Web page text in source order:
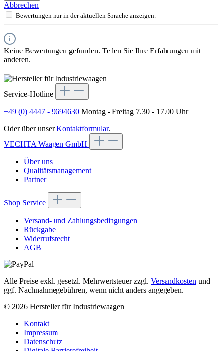
Abbrechen
Bewertungen nur in der aktuellen Sprache anzeigen.
Keine Bewertungen gefunden. Teilen Sie Ihre Erfahrungen mit
anderen.
Service-Hotline
+49 (0) 4447 - 9694630 Montag - Freitag 7.30 - 17.00 Uhr
Oder über unserKontaktformular.
VECHTA Waagen GmbH
Über uns
Qualitätsmanagement
Partner
Shop Service
Versand- und Zahlungsbedingungen
Rückgabe
Widerrufsrecht
AGB
Alle Preise exkl. gesetzl. Mehrwertsteuer zzgl. Versandkosten und
ggf. Nachnahmegebühren, wenn nicht anders angegeben.
© 2026 Hersteller für Industriewaagen
Kontakt
Impressum
Datenschutz